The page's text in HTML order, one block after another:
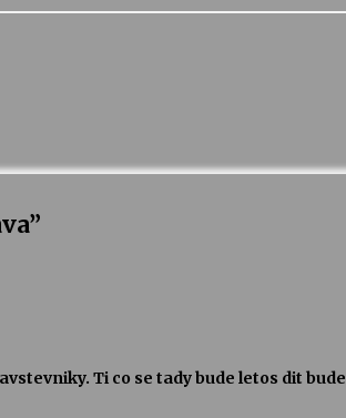
”
Ti co se tady bude letos dit bude